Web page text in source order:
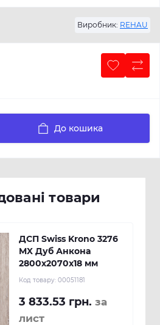
Виробник: REHAU
До кошика
товари
ДСП Swiss Krono 3276
MX Дуб Анкона
2800х2070х18 мм
Код товару: 00051181
3 833.53 грн. за
лист